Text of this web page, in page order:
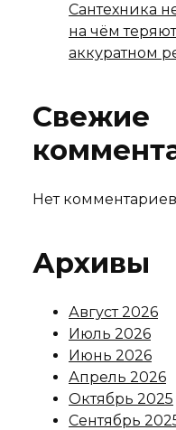
Сантехника
на чём
аккуратном
Свежие
Нет
Архивы
Август 2026
Июль 2026
Июнь 2026
Апрель 2026
Октябрь 2025
Сентябрь